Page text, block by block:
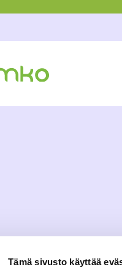
Tämä sivusto käyttää